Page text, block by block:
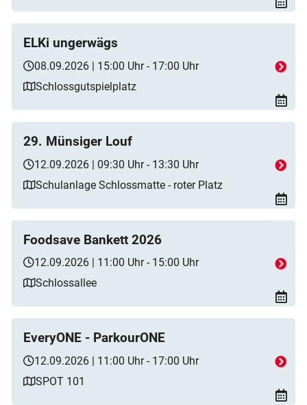
ELKi ungerwägs
08.09.2026 | 15:00 Uhr - 17:00 Uhr
Schlossgutspielplatz
29. Münsiger Louf
12.09.2026 | 09:30 Uhr - 13:30 Uhr
Schulanlage Schlossmatte - roter Platz
Foodsave Bankett 2026
12.09.2026 | 11:00 Uhr - 15:00 Uhr
Schlossallee
EveryONE - ParkourONE
12.09.2026 | 11:00 Uhr - 17:00 Uhr
SPOT 101